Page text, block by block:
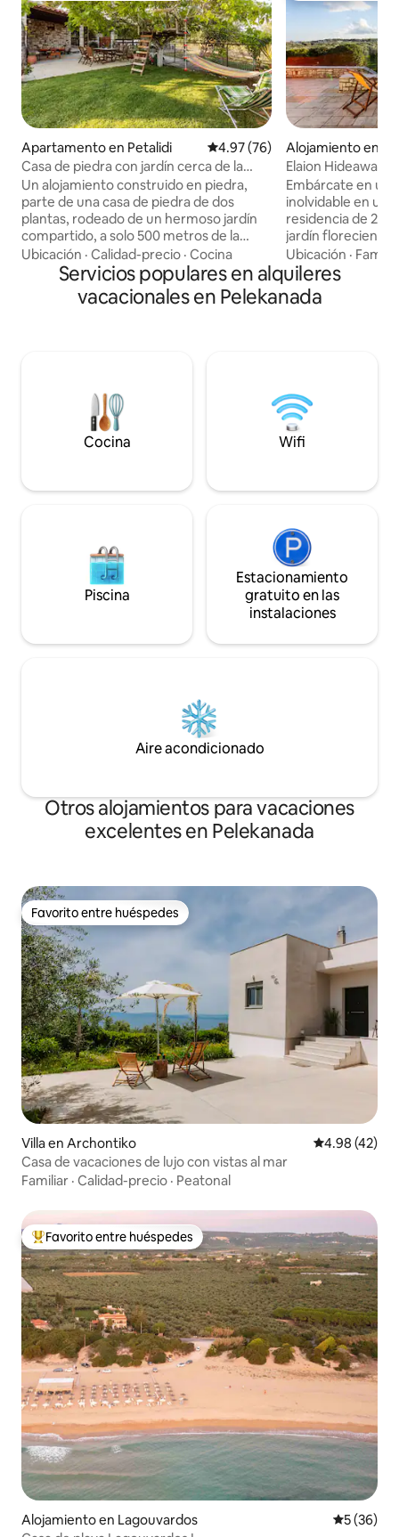
Apartamento en Petalidi Calificación promedio: 4.97 de
4.97 (76)
Casa de piedra con jardín cerca de la
playa en Petalidi
Un alojamiento construido en piedra,
parte de una casa de piedra de dos
plantas, rodeado de un hermoso jardín
compartido, a solo 500 metros de la
playa de arena de Karia, te ofrecerá una
estancia increíble. A poca distancia
encontrarás un restaurante (a 500
metros), mientras que en Petalidi (a 3
playas hermosas y sus muchos lugares
de interés. Wifi gratuito y aparcamiento.
Ubicación · Calidad-precio · Cocina
Alojamiento en
Elaion Hideaway:
de Petalidi
Embárcate en
inolvidable en
residencia de 2
jardín floreciente
olivares, a solo 1
de Petalidi.
lo largo de la
y absorbe el
oportunidad de
Ubicación ·
Servicios populares en alquileres
vacacionales en Pelekanada
Cocina Wifi
Piscina
Estacionamiento
gratuito en las
instalaciones
Aire acondicionado
Otros alojamientos para vacaciones
excelentes en Pelekanada
Favorito entre huéspedes
Favorito entre huéspedes
Villa en Archontiko Calificación
4.98 (42)
Casa de vacaciones de lujo con vistas al mar
Familiar · Calidad-precio · Peatonal
Favorito entre huéspedes preferido
Favorito entre huéspedes
Alojamiento en Lagouvardos
5 (36)